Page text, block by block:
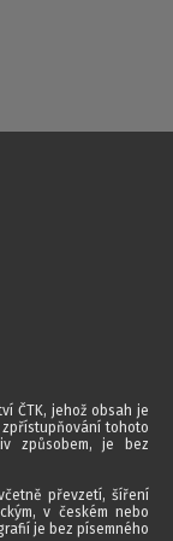
ČTK, jehož obsah je
tohoto
způsobem, je bez
převzetí, šíření
v českém nebo
je bez písemného